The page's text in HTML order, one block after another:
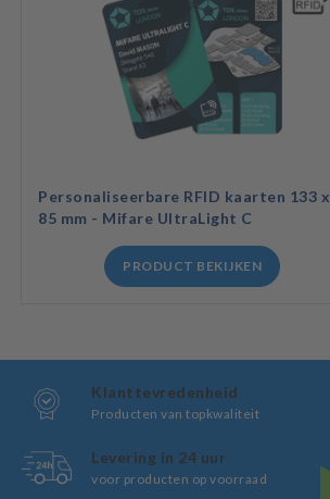
Personaliseerbare RFID kaarten 133 x
85 mm - Mifare UltraLight C
PRODUCT BEKIJKEN
Klanttevredenheid
Producten van topkwaliteit
Levering in 24 uur
voor producten op voorraad